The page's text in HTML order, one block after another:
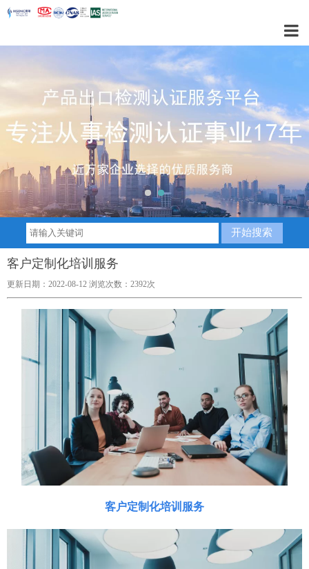
客户定制化培训服务
更新日期：2022-08-12 浏览次数：2392次
客户定制化培训服务